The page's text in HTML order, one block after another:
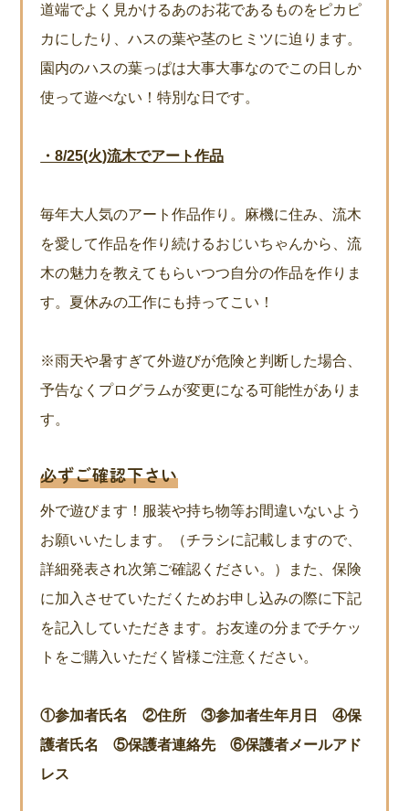
道端でよく見かけるあのお花であるものをピカピ
カにしたり、ハスの葉や茎のヒミツに迫ります。
園内のハスの葉っぱは大事大事なのでこの日しか
使って遊べない！特別な日です。
・8/25(火)流木でアート作品
毎年大人気のアート作品作り。麻機に住み、流木
を愛して作品を作り続けるおじいちゃんから、流
木の魅力を教えてもらいつつ自分の作品を作りま
す。夏休みの工作にも持ってこい！
※雨天や暑すぎて外遊びが危険と判断した場合、
予告なくプログラムが変更になる可能性がありま
す。
必ずご確認下さい
外で遊びます！服装や持ち物等お間違いないよう
お願いいたします。（チラシに記載しますので、
詳細発表され次第ご確認ください。）また、保険
に加入させていただくためお申し込みの際に下記
を記入していただきます。お友達の分までチケッ
トをご購入いただく皆様ご注意ください。
①参加者氏名 ②住所 ③参加者生年月日 ④保
護者氏名 ⑤保護者連絡先 ⑥保護者メールアド
レス